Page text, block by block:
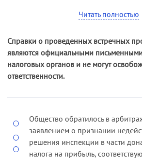
встречный иск о взыскании с
решению.
При новом рассмотрении дела
первой инстанции встречное
удовлетворении остальной
отказано.
В апелляционном суде дело не
Читать полностью
Справки о проведенных встречных
являются официальными
налоговых органов и не могут
ответственности.
Общество обратилось в
заявлением о признании
решения инспекции в части
налога на прибыль,